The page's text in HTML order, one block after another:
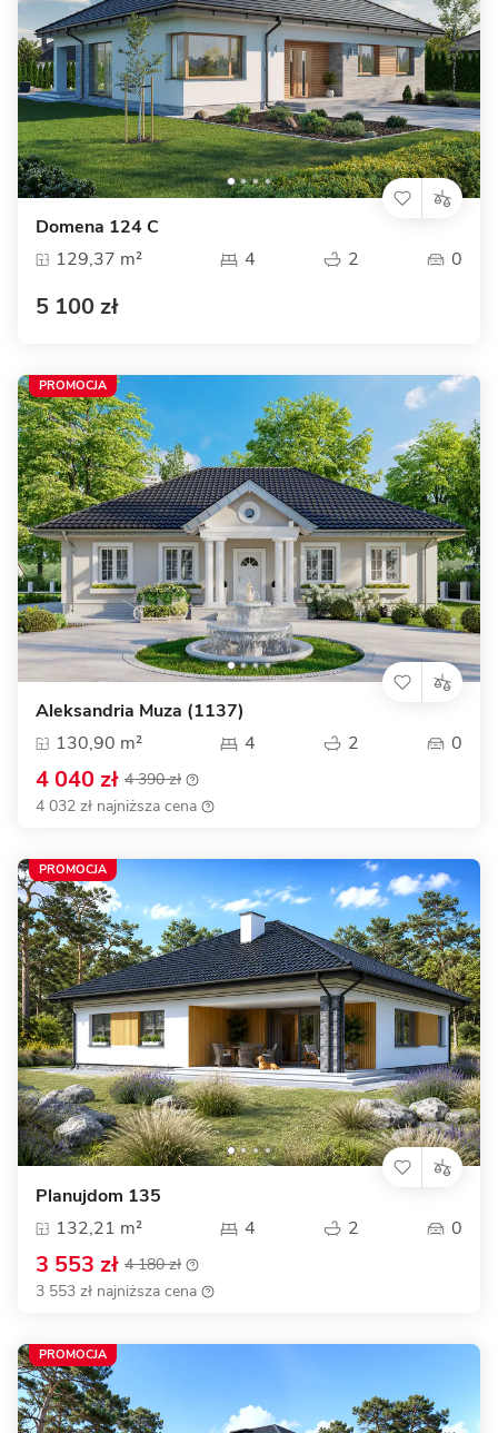
Domena 124 C
129,37 m²
4 2 0
5 100 zł
Aleksandria Muza (1137)
130,90 m²
4 2 0
4 040 zł 4 390 zł
4 032 zł najniższa cena
PROMOCJA
Planujdom 135
132,21 m²
4 2 0
3 553 zł 4 180 zł
3 553 zł najniższa cena
PROMOCJA
PROMOCJA